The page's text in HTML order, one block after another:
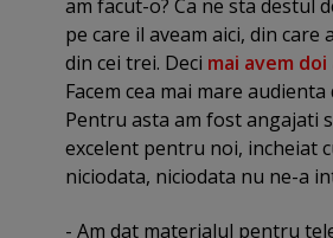
am facut-o? Ca ne sta destul
pe care il aveam aici, din
din cei trei. Deci mai avem
Facem cea mai mare
Pentru asta am fost angajati
excelent pentru noi, incheiat
niciodata, niciodata nu ne-a
- Am dat materialul pentru